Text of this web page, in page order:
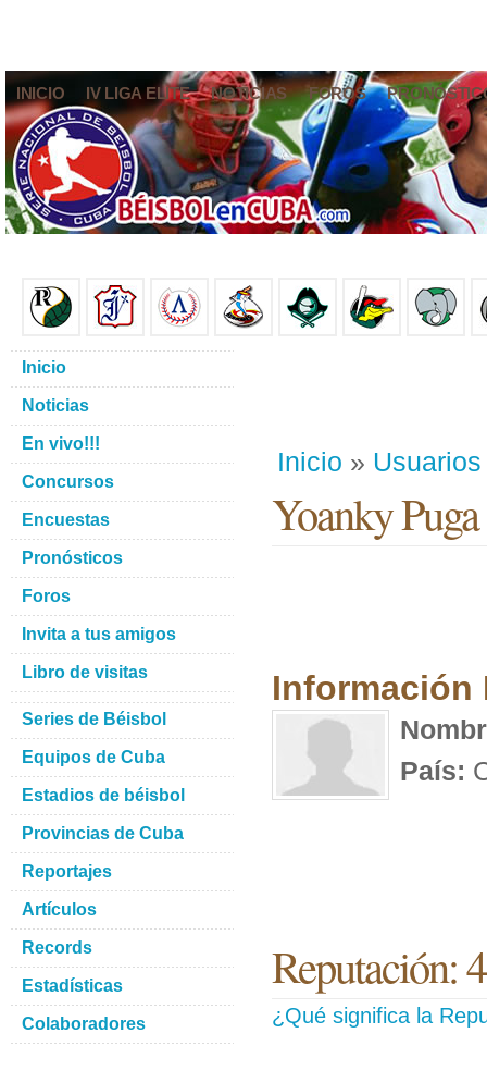
INICIO IV LIGA ELITE NOTICIAS FOROS
Inicio » Usuarios
Yoanky
Información
País:
Reputación: 4
¿Qué significa la
Inicio
Noticias
En vivo!!!
Concursos
Encuestas
Pronósticos
Foros
Invita a tus amigos
Libro de visitas
Series de Béisbol
Equipos de Cuba
Estadios de béisbol
Provincias de Cuba
Reportajes
Artículos
Records
Estadísticas
Colaboradores